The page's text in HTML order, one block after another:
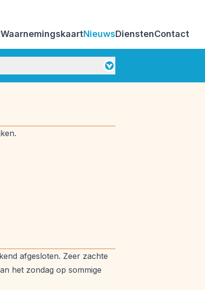
WaarnemingskaartNieuwsDienstenContact
afgesloten. Zeer zachte
het zondag op sommige